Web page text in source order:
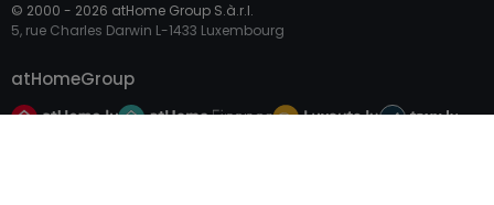
© 2000 - 2026 atHome Group S.à.r.l.
5, rue Charles Darwin L-1433 Luxembourg
atHomeGroup